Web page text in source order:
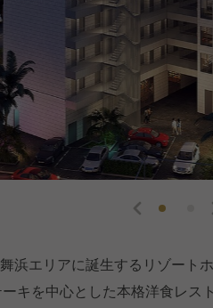
浜エリアに誕生するリゾート
キを中心とした本格洋食レス